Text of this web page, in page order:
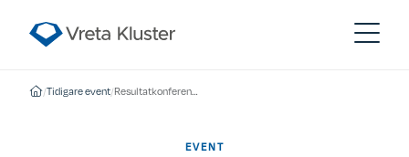
/Tidigare event/ Resultatkonferens Östergötlands regionala livsmedelsstrategi – vad säger företagen och hur går vi vidare?
EVENT